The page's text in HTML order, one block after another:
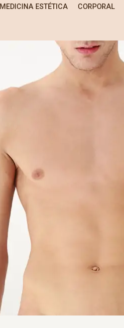
MEDICINA ESTÉTICA CORPORAL